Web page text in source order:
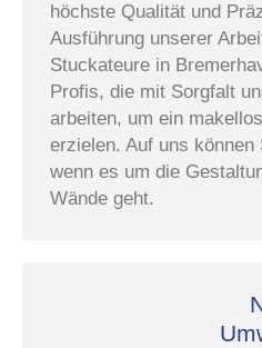
höchste Qualität und
Ausführung unserer
Stuckateure in
Profis, die mit Sorgfalt
arbeiten, um ein
erzielen. Auf uns
wenn es um die
Wände geht.